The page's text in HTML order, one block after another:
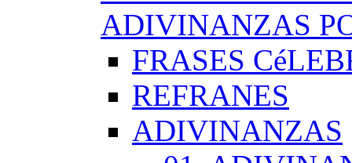
ADIVINANZAS
FRASES
REFRANES
ADIVINANZAS